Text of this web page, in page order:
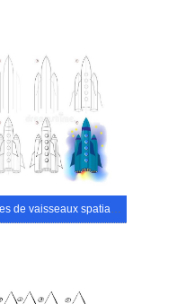
Idées de vaisseaux spatiaux (8)